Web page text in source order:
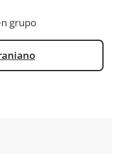
grupo